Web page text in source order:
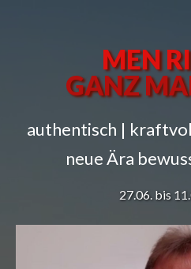
MEN
GANZ
authentisch |
neue Ära
27.06. bis